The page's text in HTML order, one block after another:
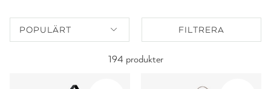
POPULÄRT FILTRERA
194 produkter